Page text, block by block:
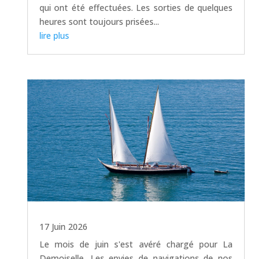
qui ont été effectuées. Les sorties de quelques
heures sont toujours prisées...
lire plus
17 Juin 2026
Le mois de juin s'est avéré chargé pour La